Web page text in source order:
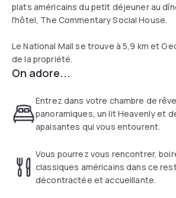
plats américains du petit déjeuner au
l'hôtel, The Commentary Social House.
Le National Mall se trouve à 5,9 km et
de la propriété.
On adore...
Entrez dans votre chambre de
panoramiques, un lit Heavenly et
apaisantes qui vous entourent.
Vous pourrez vous rencontrer,
classiques américains dans ce
décontractée et accueillante.